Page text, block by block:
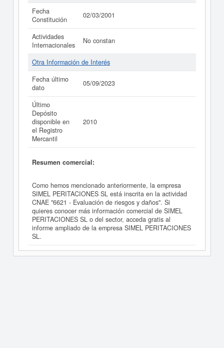
Fecha
Constitución
02/03/2001
Actividades
Internacionales
No constan
Otra Información de Interés
Fecha último
dato
05/09/2023
Último
Depósito
disponible en
el Registro
Mercantil
2010
Resumen comercial:
Como hemos mencionado anteriormente, la empresa
SIMEL PERITACIONES SL está inscrita en la actividad
CNAE "6621 - Evaluación de riesgos y daños". Si
quieres conocer más información comercial de SIMEL
PERITACIONES SL o del sector, acceda gratis al
informe ampliado de la empresa SIMEL PERITACIONES
SL.